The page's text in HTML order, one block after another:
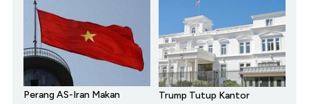
Perang AS-Iran Makan
Trump Tutup Kantor